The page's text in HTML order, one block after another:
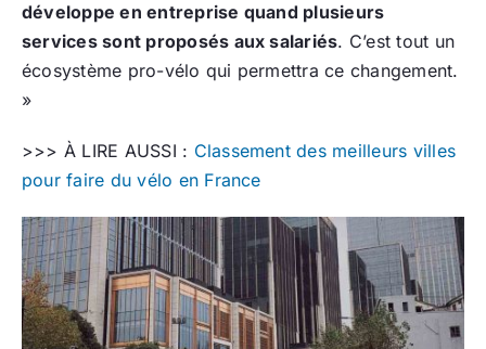
développe en entreprise quand plusieurs
services sont proposés aux salariés. C’est tout un
écosystème pro-vélo qui permettra ce changement.
»
>>> À LIRE AUSSI : Classement des meilleurs villes
pour faire du vélo en France